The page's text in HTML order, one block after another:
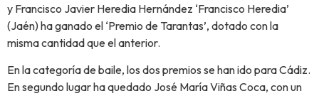
y Francisco Javier Heredia Hernández ‘Francisco Heredia’
(Jaén) ha ganado el ‘Premio de Tarantas’, dotado con la
misma cantidad que el anterior.
En la categoría de baile, los dos premios se han ido para Cádiz.
En segundo lugar ha quedado José María Viñas Coca, con un